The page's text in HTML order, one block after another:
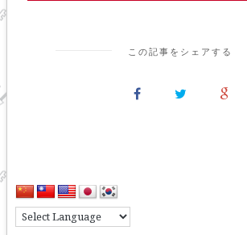
この記事をシェアする